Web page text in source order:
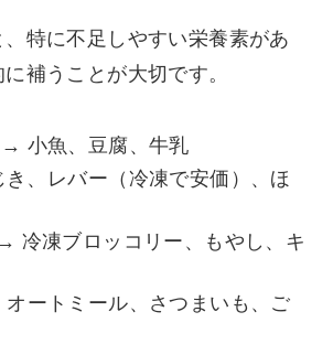
特に不足しやすい栄養素があ
補うことが大切です。
→ 小魚、豆腐、牛乳
、レバー（冷凍で安価）、ほ
→ 冷凍ブロッコリー、もやし、キ
ートミール、さつまいも、ご